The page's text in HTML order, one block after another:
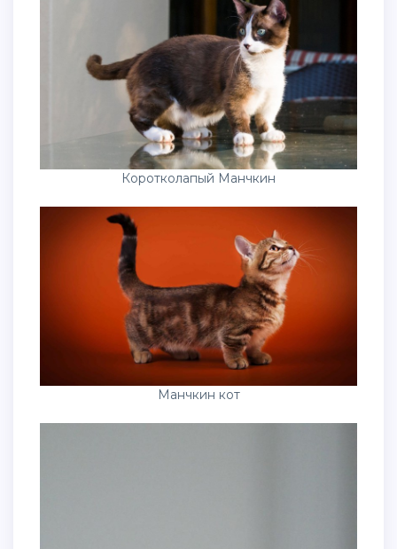
Коротколапый Манчкин
Манчкин кот